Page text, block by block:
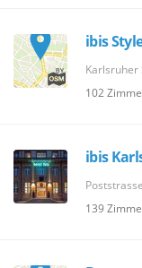
ibis
Karlsruher
102
ibis
139